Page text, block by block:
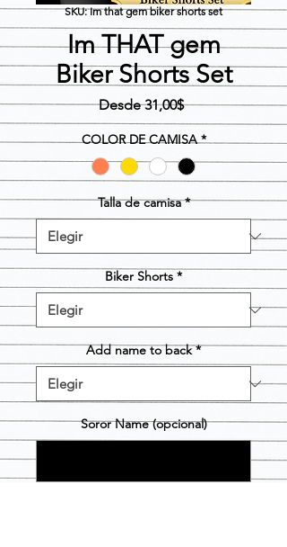
SKU: Im that gem biker shorts set
Im THAT gem
Biker Shorts Set
Desde31,00$Precio
de
oferta
COLOR DE CAMISA *
Talla de camisa *
Biker Shorts *
Add name to back *
Soror Name (opcional)